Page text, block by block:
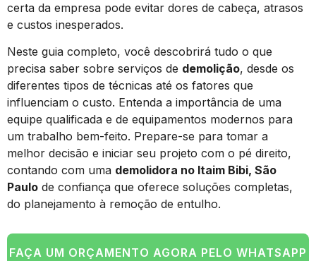
certa da empresa pode evitar dores de cabeça, atrasos
e custos inesperados.
Neste guia completo, você descobrirá tudo o que
precisa saber sobre serviços de demolição, desde os
diferentes tipos de técnicas até os fatores que
influenciam o custo. Entenda a importância de uma
equipe qualificada e de equipamentos modernos para
um trabalho bem-feito. Prepare-se para tomar a
melhor decisão e iniciar seu projeto com o pé direito,
contando com uma demolidora no Itaim Bibi, São
Paulo de confiança que oferece soluções completas,
do planejamento à remoção de entulho.
FAÇA UM ORÇAMENTO AGORA PELO WHATSAPP